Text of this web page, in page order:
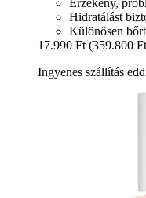
Érzékeny,
Hidratálást
Különösen
17.990 Ft (359.800
Ingyenes szállítás